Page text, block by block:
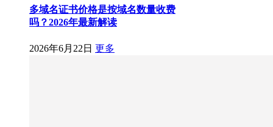
多域名证书价格是按域名数量收费
吗？2026年最新解读
2026年6月22日 更多